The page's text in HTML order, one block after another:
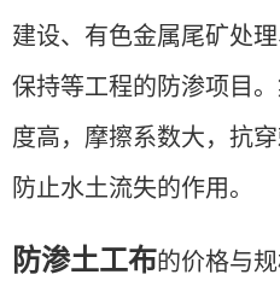
建设、有色金属尾矿处
保持等工程的防渗项目。
度高，摩擦系数大，抗
防止水土流失的作用。
防渗土工布的价格与